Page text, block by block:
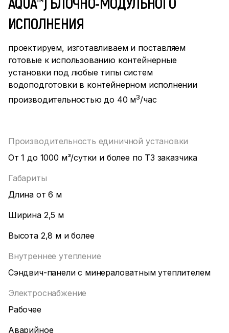
ИСПОЛНЕНИЯ
проектируем, изготавливаем и поставляем
готовые к использованию контейнерные
установки под любые типы систем
водоподготовки в контейнерном исполнении
производительностью до 40 м3/час
Производительность единичной установки
От 1 до 1000 м³/сутки и более по ТЗ заказчика
Габариты
Длина от 6 м
Ширина 2,5 м
Высота 2,8 м и более
Внутреннее утепление
Сэндвич-панели с минераловатным утеплителем
Электроснабжение
Рабочее
Аварийное